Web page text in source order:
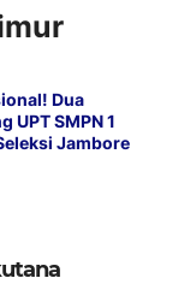
Dua
UPT SMPN 1
Jambore